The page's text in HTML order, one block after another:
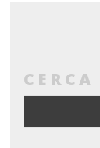
CERCA